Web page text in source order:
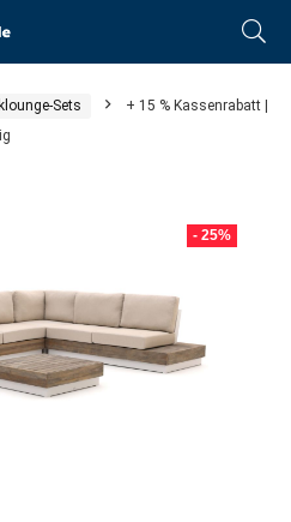
Sets
+ 15 % Kassenrabatt |
- 25%